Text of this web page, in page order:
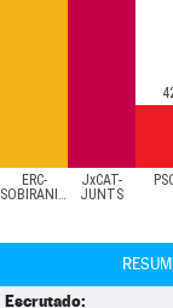
ERC-
SOBIRANISTES
JxCAT-
JUNTS
Escrutado: